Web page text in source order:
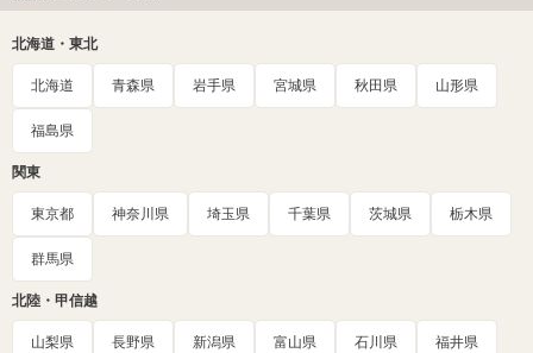
北海道・東北
北海道 青森県 岩手県 宮城県 秋田県 山形県
福島県
関東
東京都 神奈川県 埼玉県 千葉県 茨城県 栃木県
群馬県
北陸・甲信越
山梨県 長野県 新潟県 富山県 石川県 福井県